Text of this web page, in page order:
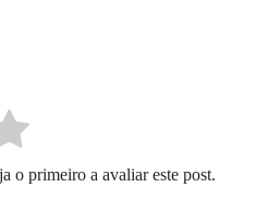
o primeiro a avaliar este post.